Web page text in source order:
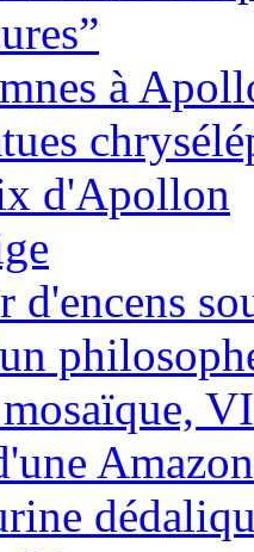
à
d'Apollon
d'encens